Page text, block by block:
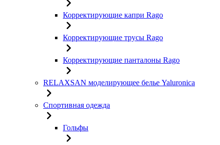
Корректирующие капри Rago
Корректирующие трусы Rago
Корректирующие панталоны Rago
RELAXSAN моделирующее белье Yaluroniсa
Спортивная одежда
Гольфы